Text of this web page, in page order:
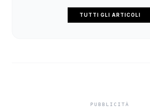
TUTTI GLI ARTICOLI